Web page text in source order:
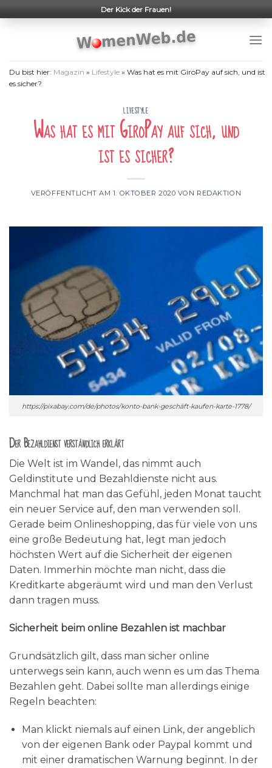
to
Der Kick der Frauen!
Du bist hier: Magazin » Lifestyle » Was hat es mit GiroPay auf sich, und ist
es sicher?
LIFESTYLE
Was hat es mit GiroPay auf sich, und
ist es sicher?
VERÖFFENTLICHT AM 1. OKTOBER 2020 VON REDAKTION
https://pixabay.com/de/photos/konto-bank-geschäft-kaufen-karte-1778/
Der Bezahldienst verständlich erklärt
Die Welt ist im Wandel, das nimmt auch
Geldinstitute und Bezahldienste nicht aus.
Manchmal hat man das Gefühl, jeden Monat taucht
ein neuer Service auf, den man verwenden soll.
Gerade beim Onlineshopping, das für viele von uns
eine große Bedeutung hat, legt man jedoch
höchsten Wert auf die Sicherheit der eigenen
Daten. Immerhin möchte man nicht, dass die
Kreditkarte abgeräumt wird und man den Verlust
dann tragen muss.
Sicherheit beim online Bezahlen ist machbar
Grundsätzlich gilt, dass man sicher online
unterwegs sein kann, auch wenn es um das Thema
Bezahlen geht. Dabei sollte man allerdings einige
Regeln beachten:
Man klickt niemals auf einen Link, der angeblich
von der eigenen Bank oder Paypal kommt und
mit einer dramatischen Warnung beginnt. In der